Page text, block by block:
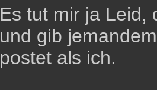
Es tut mir ja Leid,
und gib
postet als ich.